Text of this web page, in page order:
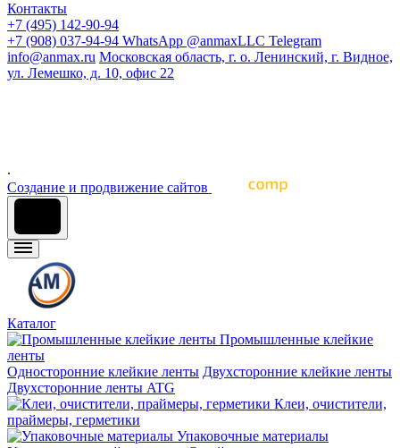
Контакты
+7 (495) 142-90-94
+7 (908) 037-94-94 WhatsApp @anmaxLLC Telegram
info@anmax.ru Московская область, г. о. Ленинский, г. Видное,
ул. Лемешко, д. 10, офис 22
.
Cоздание и продвижение сайтов
Каталог
Промышленные клейкие
ленты
Односторонние клейкие ленты Двухсторонние клейкие ленты
Двухсторонние ленты ATG
Клеи, очистители,
праймеры, герметики
Упаковочные материалы